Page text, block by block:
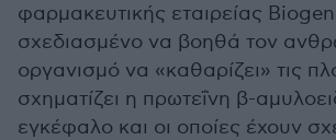
φαρμακευτικής εταιρείας Biogen,
σχεδιασμένο να βοηθά τον
οργανισμό να «καθαρίζει» τις
σχηματίζει η πρωτεΐνη β-
εγκέφαλο και οι οποίες έχουν